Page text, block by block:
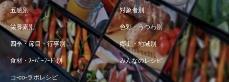
五感別 対象者別
栄養素別 色彩・うつわ別
四季・節目・行事別 郷土・地域別
食材・ｽｰﾊﾟｰﾌｰﾄﾞ別 みんなのレシピ
コ-co-ラボレシピ